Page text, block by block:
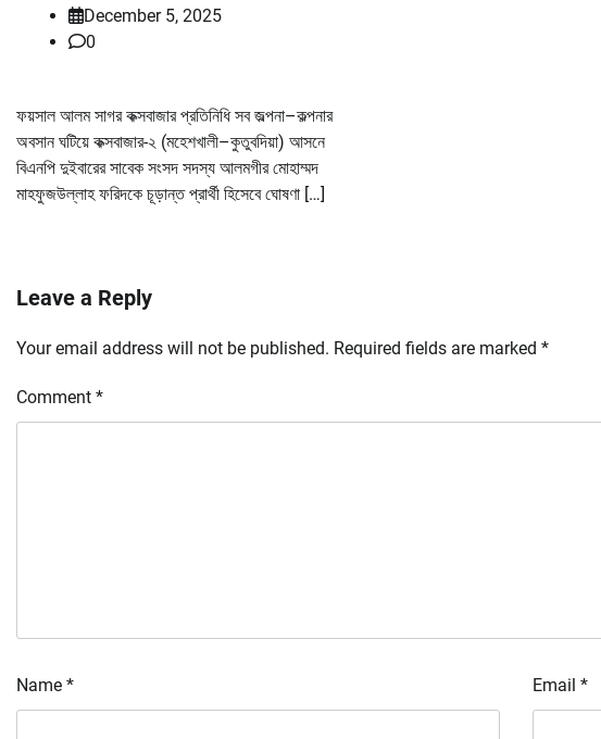
December 5, 2025
0
ফয়সাল আলম সাগর কক্সবাজার প্রতিনিধি সব জল্পনা–কল্পনার
অবসান ঘটিয়ে কক্সবাজার-২ (মহেশখালী–কুতুবদিয়া) আসনে
বিএনপি দুইবারের সাবেক সংসদ সদস্য আলমগীর মোহাম্মদ
মাহফুজউল্লাহ ফরিদকে চূড়ান্ত প্রার্থী হিসেবে ঘোষণা […]
Leave a Reply
Your email address will not be published. Required fields are marked *
Comment *
Name * Email *